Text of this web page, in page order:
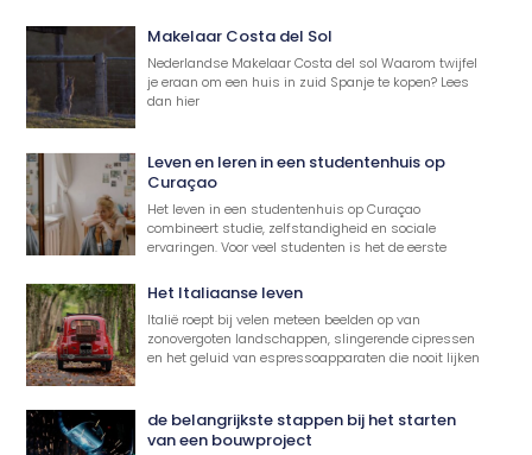
Makelaar Costa del Sol
Nederlandse Makelaar Costa del sol Waarom twijfel
je eraan om een huis in zuid Spanje te kopen? Lees
dan hier
Leven en leren in een studentenhuis op
Curaçao
Het leven in een studentenhuis op Curaçao
combineert studie, zelfstandigheid en sociale
ervaringen. Voor veel studenten is het de eerste
Het Italiaanse leven
Italië roept bij velen meteen beelden op van
zonovergoten landschappen, slingerende cipressen
en het geluid van espressoapparaten die nooit lijken
de belangrijkste stappen bij het starten
van een bouwproject